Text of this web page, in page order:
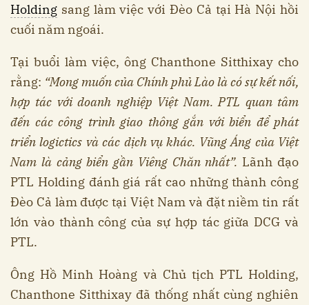
Holding sang làm việc với Đèo Cả tại Hà Nội hồi
cuối năm ngoái.
Tại buổi làm việc, ông Chanthone Sitthixay cho
rằng: “Mong muốn của Chính phủ Lào là có sự kết nối,
hợp tác với doanh nghiệp Việt Nam. PTL quan tâm
đến các công trình giao thông gắn với biển để phát
triển logictics và các dịch vụ khác. Vũng Áng của Việt
Nam là cảng biển gần Viêng Chăn nhất”. Lãnh đạo
PTL Holding đánh giá rất cao những thành công
Đèo Cả làm được tại Việt Nam và đặt niềm tin rất
lớn vào thành công của sự hợp tác giữa DCG và
PTL.
Ông Hồ Minh Hoàng và Chủ tịch PTL Holding,
Chanthone Sitthixay đã thống nhất cùng nghiên